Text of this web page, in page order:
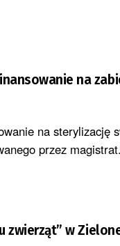
na
na sterylizację
przez
w